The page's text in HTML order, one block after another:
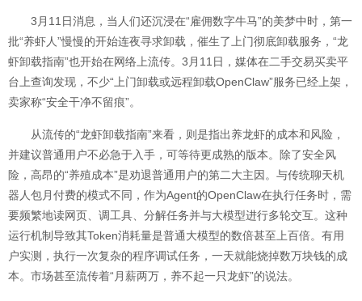
3月11日消息，当人们还沉浸在“雇佣数字牛马”的美梦中时，第一
批“养虾人”慢慢的开始连夜寻求卸载，催生了上门彻底卸载服务，“龙
虾卸载指南”也开始在网络上流传。3月11日，媒体在二手交易买卖平
台上查询发现，不少“上门卸载或远程卸载OpenClaw”服务已经上架，
卖家称“安全干净不留痕”。
从流传的“龙虾卸载指南”来看，则是指出养龙虾的成本和风险，
并建议普通用户不必急于入手，可等待更成熟的版本。除了安全风
险，高昂的“养殖成本”是劝退普通用户的第二大主因。与传统聊天机
器人包月付费的模式不同，作为Agent的OpenClaw在执行任务时，需
要频繁地读网页、调工具、分解任务并与大模型进行多轮交互。这种
运行机制导致其Token消耗量是普通大模型的数倍甚至上百倍。有用
户实测，执行一次复杂的程序调试任务，一天就能烧掉数万块钱的成
本。市场甚至流传着“月薪两万，养不起一只龙虾”的说法。